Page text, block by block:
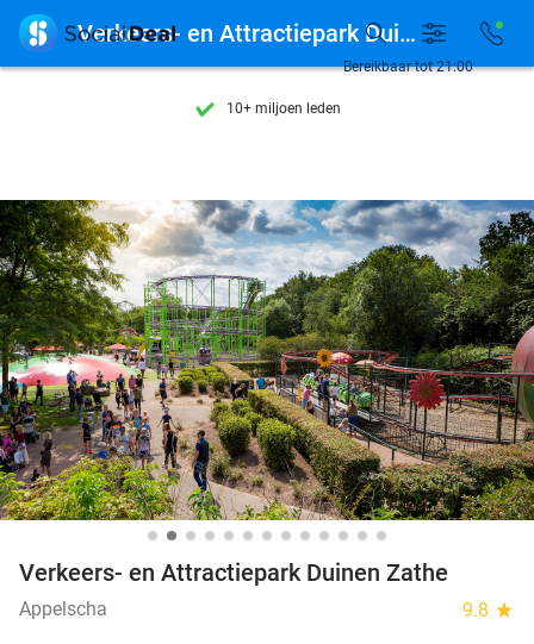
7 dagen per week beschikbaar
10+ miljoen leden
7 dagen per week beschikbaar
10+ miljoen leden
Bereikbaar tot 21:00
 Verkeers- en Attractiepark Duinen Zathe
Verkeers- en Attractiepark Duinen Zathe
Appelscha 9.8 star